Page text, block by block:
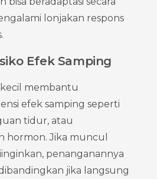
lonjakan respons
Efek Samping
membantu
efek samping seperti
tidur, atau
hormon. Jika muncul
penanganannya
jika langsung